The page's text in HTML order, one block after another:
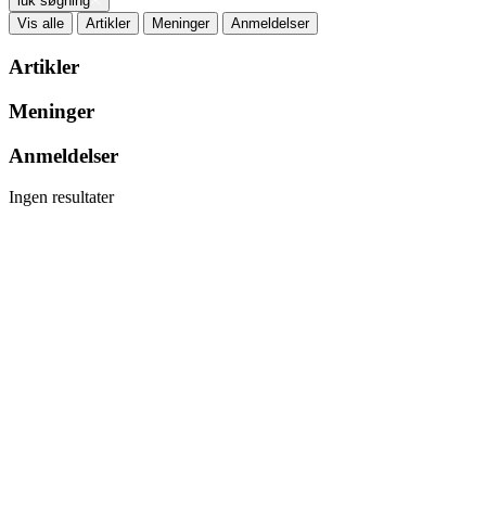
Vis alle
Artikler Meninger Anmeldelser
Artikler
Meninger
Anmeldelser
Ingen resultater